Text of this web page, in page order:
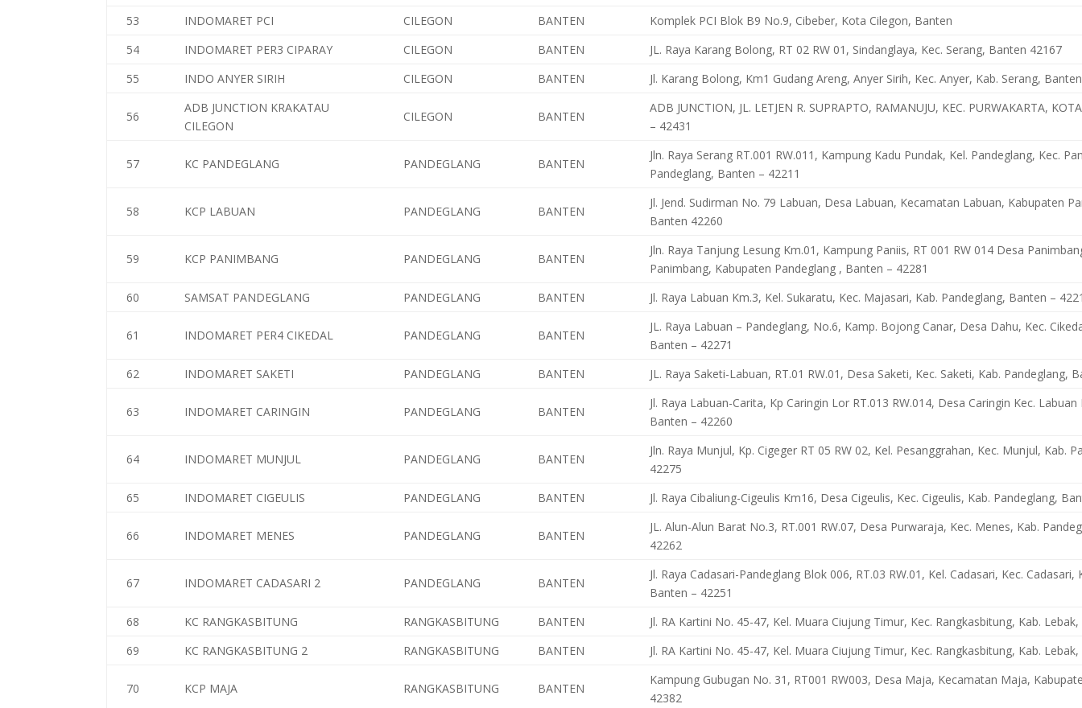
53 INDOMARET PCI CILEGON BANTEN
Komplek PCI Blok B9 No.9, Cibeber, Kota Cilegon, Banten
54
INDOMARET PER3 CIPARAY CILEGON BANTEN
JL. Raya Karang Bolong, RT 02 RW 01, Sindanglaya, Kec. Serang, Banten 42167
55
INDO ANYER SIRIH CILEGON BANTEN Jl. Karang Bolong, Km1 Gudang Areng, Anyer Sirih, Kec. Anyer, Kab. Serang, Banten
56
ADB JUNCTION KRAKATAU
CILEGON
CILEGON BANTEN
ADB JUNCTION, JL. LETJEN R. SUPRAPTO, RAMANUJU, KEC. PURWAKARTA,
– 42431
57 KC PANDEGLANG PANDEGLANG BANTEN
Jln. Raya Serang RT.001 RW.011, Kampung Kadu Pundak, Kel. Pandeglang, Kec.
Pandeglang, Banten – 42211
58 KCP LABUAN PANDEGLANG BANTEN
Jl. Jend. Sudirman No. 79 Labuan, Desa Labuan, Kecamatan Labuan, Kabupaten
Banten 42260
59 KCP PANIMBANG PANDEGLANG BANTEN
Jln. Raya Tanjung Lesung Km.01, Kampung Paniis, RT 001 RW 014 Desa
Panimbang, Kabupaten Pandeglang , Banten – 42281
60
SAMSAT PANDEGLANG PANDEGLANG BANTEN Jl. Raya Labuan Km.3, Kel. Sukaratu, Kec. Majasari, Kab. Pandeglang, Banten –
61 INDOMARET PER4 CIKEDAL PANDEGLANG BANTEN
JL. Raya Labuan – Pandeglang, No.6, Kamp. Bojong Canar, Desa Dahu, Kec.
Banten – 42271
62
INDOMARET SAKETI PANDEGLANG BANTEN JL. Raya Saketi-Labuan, RT.01 RW.01, Desa Saketi, Kec. Saketi, Kab. Pandeglang,
63 INDOMARET CARINGIN PANDEGLANG BANTEN
Jl. Raya Labuan-Carita, Kp Caringin Lor RT.013 RW.014, Desa Caringin Kec.
Banten – 42260
64 INDOMARET MUNJUL PANDEGLANG BANTEN
Jln. Raya Munjul, Kp. Cigeger RT 05 RW 02, Kel. Pesanggrahan, Kec. Munjul, Kab.
42275
65
INDOMARET CIGEULIS PANDEGLANG BANTEN Jl. Raya Cibaliung-Cigeulis Km16, Desa Cigeulis, Kec. Cigeulis, Kab. Pandeglang,
66 INDOMARET MENES PANDEGLANG BANTEN
JL. Alun-Alun Barat No.3, RT.001 RW.07, Desa Purwaraja, Kec. Menes, Kab.
42262
67 INDOMARET CADASARI 2 PANDEGLANG BANTEN
Jl. Raya Cadasari-Pandeglang Blok 006, RT.03 RW.01, Kel. Cadasari, Kec. Cadasari,
Banten – 42251
68
KC RANGKASBITUNG RANGKASBITUNG BANTEN
Jl. RA Kartini No. 45-47, Kel. Muara Ciujung Timur, Kec. Rangkasbitung, Kab.
69
KC RANGKASBITUNG 2 RANGKASBITUNG BANTEN Jl. RA Kartini No. 45-47, Kel. Muara Ciujung Timur, Kec. Rangkasbitung, Kab.
70 KCP MAJA RANGKASBITUNG BANTEN
Kampung Gubugan No. 31, RT001 RW003, Desa Maja, Kecamatan Maja,
42382